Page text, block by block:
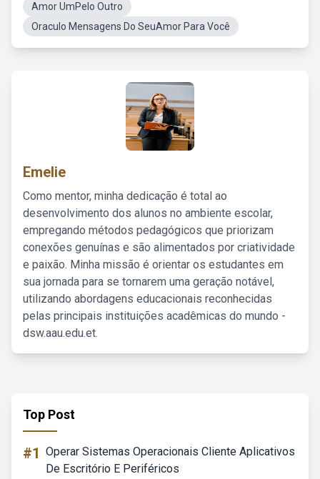
Amor UmPelo Outro
Oraculo Mensagens Do SeuAmor Para Você
Emelie
Como mentor, minha dedicação é total ao
desenvolvimento dos alunos no ambiente escolar,
empregando métodos pedagógicos que priorizam
conexões genuínas e são alimentados por criatividade
e paixão. Minha missão é orientar os estudantes em
sua jornada para se tornarem uma geração notável,
utilizando abordagens educacionais reconhecidas
pelas principais instituições acadêmicas do mundo -
dsw.aau.edu.et.
Top Post
#1 Operar Sistemas Operacionais Cliente Aplicativos
De Escritório E Periféricos